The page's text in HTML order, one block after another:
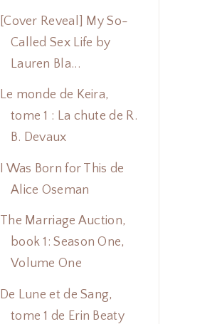
[Cover Reveal] My So-
Called Sex Life by
Lauren Bla...
Le monde de Keira,
tome 1 : La chute de R.
B. Devaux
I Was Born for This de
Alice Oseman
The Marriage Auction,
book 1: Season One,
Volume One
De Lune et de Sang,
tome 1 de Erin Beaty